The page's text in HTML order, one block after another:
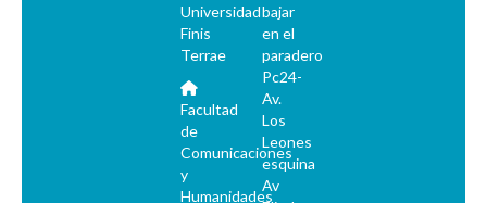
Universidad
Finis
Terrae
Facultad
de
Comunicaciones
y
Humanidades
bajar
en el
paradero
Pc24-
Av.
Los
Leones
esquina
Av